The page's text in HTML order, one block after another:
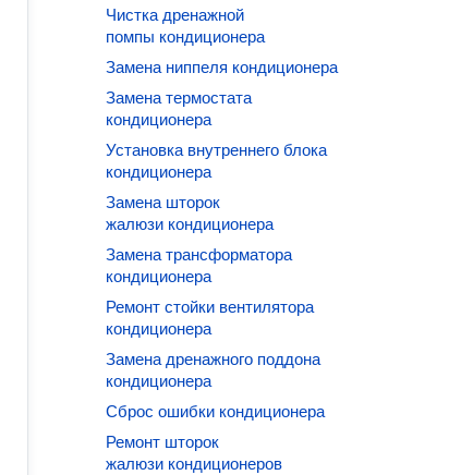
Чистка дренажной
помпы кондиционера
Замена ниппеля кондиционера
Замена термостата
кондиционера
Установка внутреннего блока
кондиционера
Замена шторок
жалюзи кондиционера
Замена трансформатора
кондиционера
Ремонт стойки вентилятора
кондиционера
Замена дренажного поддона
кондиционера
Сброс ошибки кондиционера
Ремонт шторок
жалюзи кондиционеров